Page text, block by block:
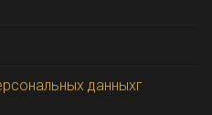
данныхг